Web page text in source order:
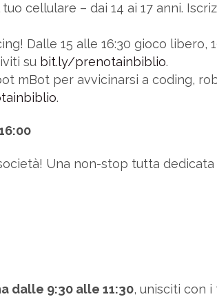
cellulare – dai 14 ai 17 anni.
Dalle 15 alle 16:30 gioco libero,
su bit.ly/prenotainbiblio.
mBot per avvicinarsi a coding,
.
Una non-stop tutta
dalle 9:30 alle 11:30, unisciti con